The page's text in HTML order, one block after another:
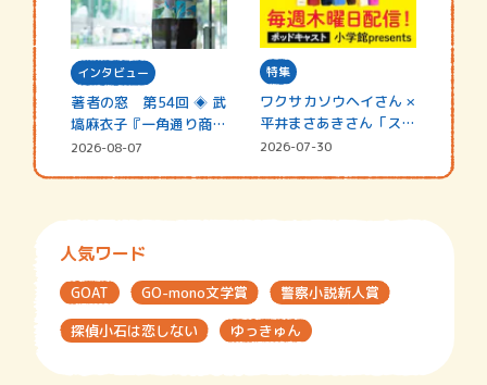
インタビュー
著者の窓 第54回 ◈ 武
塙麻衣子『一角通り商店
街の…
2026-08-07
特集
ワクサカソウヘイさん ×
平井まさあきさん「スペ
シャ…
2026-07-30
人気ワード
GOAT GO-mono文学賞
警察小説新人賞
探偵小石は恋しない
ゆっきゅん